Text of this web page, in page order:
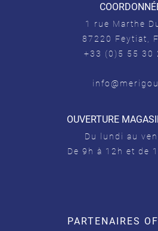
1 rue Marthe
87220 Feytiat,
+33 (0)5 55 30
OUVERTURE
Du lundi au
De 9h à 12h et de
PARTENAIRES